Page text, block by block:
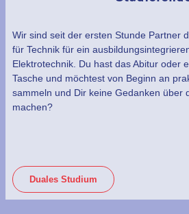
Wir sind seit der ersten Stunde Partner
für Technik für ein
Elektrotechnik. Du hast das Abitur oder
Tasche und möchtest von Beginn an
sammeln und Dir keine Gedanken über
machen?
Duales Studium